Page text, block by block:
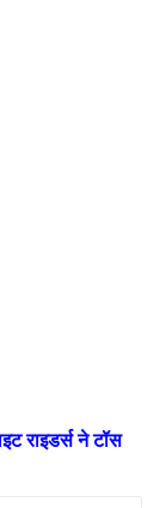
राइडर्स ने टॉस